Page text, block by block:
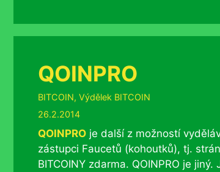
QOINPRO
Rubriky
BITCOIN, Výdělek BITCOIN
26.2.2014
QOINPRO je další z možností
zástupci Faucetů (kohoutků), tj.
BITCOINY zdarma. QOINPRO je